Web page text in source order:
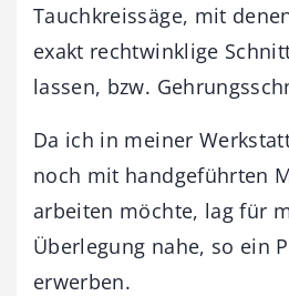
Tauchkreissäge, mit
exakt rechtwinklige
lassen, bzw.
Da ich in meiner
noch mit handgeführten
arbeiten möchte, lag für
Überlegung nahe, so ein
erwerben.